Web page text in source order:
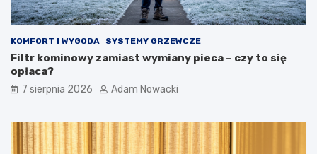
KOMFORT I WYGODA SYSTEMY GRZEWCZE
Filtr kominowy zamiast wymiany pieca – czy to się
opłaca?
7 sierpnia 2026 Adam Nowacki